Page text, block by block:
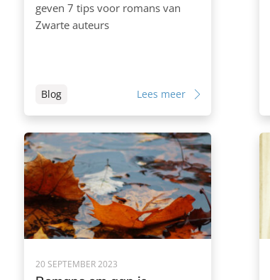
geven 7 tips voor romans van
Zwarte auteurs
Blog Lees meer
20 SEPTEMBER 2023